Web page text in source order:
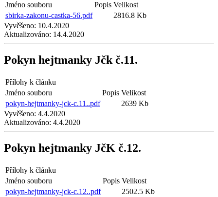
Jméno souboru
Popis Velikost
sbirka-zakonu-castka-56.pdf
2816.8 Kb
Vyvěšeno: 10.4.2020
Aktualizováno: 14.4.2020
Pokyn hejtmanky Jčk č.11.
Přílohy k článku
Jméno souboru
Popis Velikost
pokyn-hejtmanky-jck-c.11..pdf
2639 Kb
Vyvěšeno: 4.4.2020
Aktualizováno: 4.4.2020
Pokyn hejtmanky JčK č.12.
Přílohy k článku
Jméno souboru
Popis Velikost
pokyn-hejtmanky-jck-c.12..pdf
2502.5 Kb